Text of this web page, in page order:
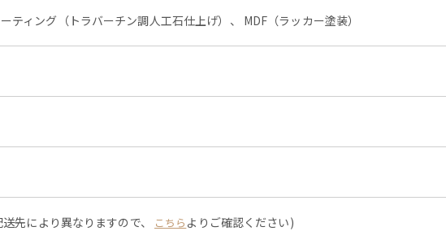
ティング（トラバーチン調人工石仕上げ）、 MDF（ラッカー塗装）
先により異なりますので、 こちら よりご確認ください)